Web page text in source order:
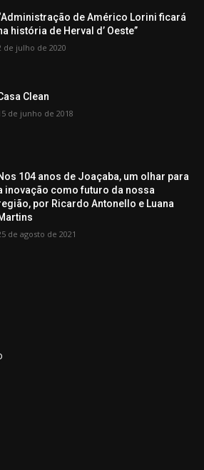
de Américo Lorini ficará
história de Herval d’ Oeste”
de julho de 2020
Clean
de junho de 2018
104 anos de Joaçaba, um olhar para
inovação como futuro da nossa
por Ricardo Antonello e Luana
de agosto de 2021